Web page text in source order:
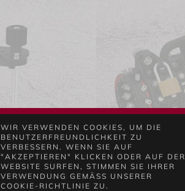
WIR VERWENDEN COOKIES, UM DIE
BENUTZERFREUNDLICHKEIT ZU
VERBESSERN. WENN SIE AUF
"AKZEPTIEREN" KLICKEN ODER AUF DER
WEBSITE SURFEN, STIMMEN SIE IHRER
VERWENDUNG GEMÄSS UNSERER C
OOKIE-RICHTLINIE ZU.